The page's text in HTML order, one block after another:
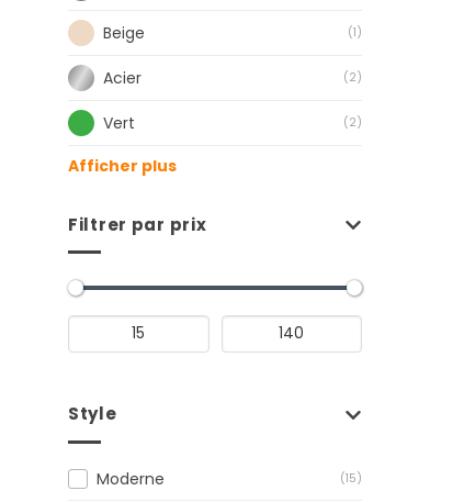
Beige (1)
Acier (2)
Vert (2)
Afficher plus
Filtrer par prix
Style
Moderne (15)